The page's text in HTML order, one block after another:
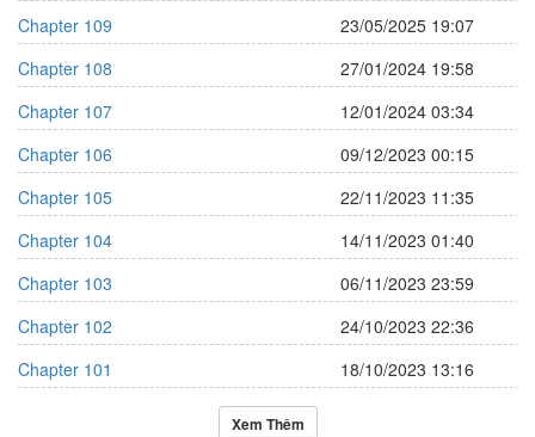
Chapter 109
23/05/2025 19:07
Chapter 108
27/01/2024 19:58
Chapter 107
12/01/2024 03:34
Chapter 106
09/12/2023 00:15
Chapter 105
22/11/2023 11:35
Chapter 104
14/11/2023 01:40
Chapter 103
06/11/2023 23:59
Chapter 102
24/10/2023 22:36
Chapter 101
18/10/2023 13:16
Xem Thêm